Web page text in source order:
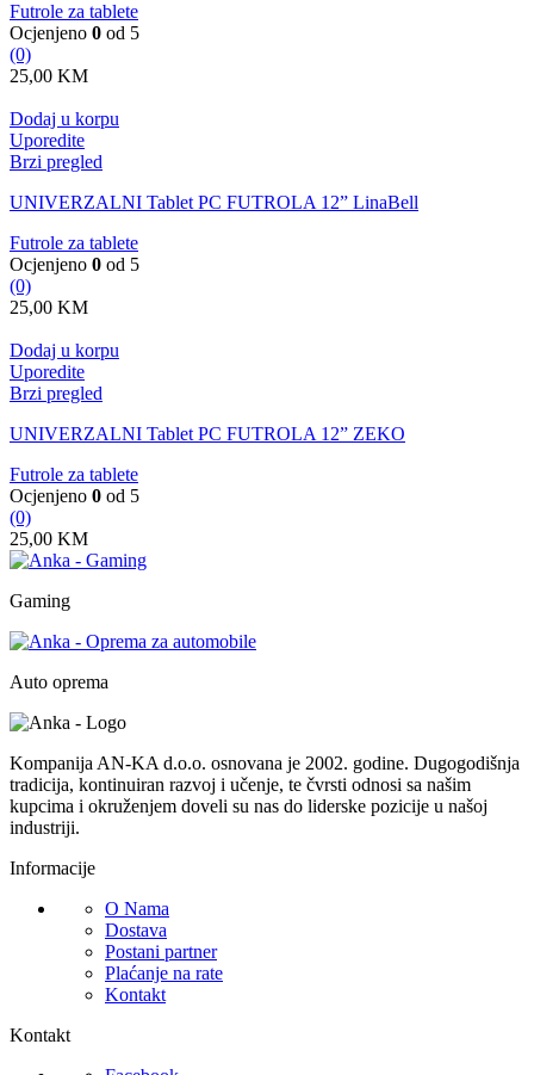
Futrole za tablete
Ocjenjeno 0 od 5
(0)
25,00 KM
Dodaj u korpu
Uporedite
Brzi pregled
UNIVERZALNI Tablet PC FUTROLA 12” LinaBell
Futrole za tablete
Ocjenjeno 0 od 5
(0)
25,00 KM
Dodaj u korpu
Uporedite
Brzi pregled
UNIVERZALNI Tablet PC FUTROLA 12” ZEKO
Futrole za tablete
Ocjenjeno 0 od 5
(0)
25,00 KM
Gaming
Auto oprema
Kompanija AN-KA d.o.o. osnovana je 2002. godine. Dugogodišnja
tradicija, kontinuiran razvoj i učenje, te čvrsti odnosi sa našim
kupcima i okruženjem doveli su nas do liderske pozicije u našoj
industriji.
Informacije
O Nama
Dostava
Postani partner
Plaćanje na rate
Kontakt
Kontakt